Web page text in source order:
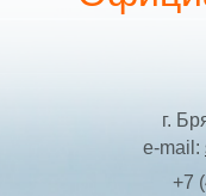
г.
e-mail:
+7